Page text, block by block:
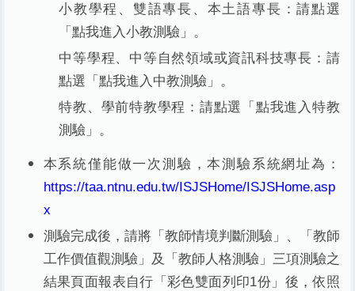
小教學程、雙語專長、本土語專長：請點選
「點我進入小教測驗」。
中等學程、中等自然領域或資訊科技專長：請
點選「點我進入中教測驗」。
特教、學前特教學程：請點選「點我進入特教
測驗」。
本系統僅能做一次測驗，本測驗系統網址為：
https://taa.ntnu.edu.tw/ISJSHome/ISJSHome.asp
x
測驗完成後，請將「教師情境判斷測驗」、「教師
工作價值觀測驗」及「教師人格測驗」三項測驗之
結果頁面報表自行「彩色雙面列印1份」後，依照